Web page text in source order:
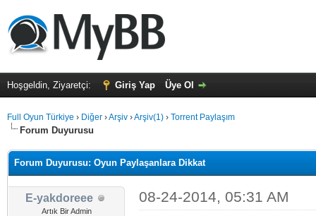
Hoşgeldin, Ziyaretçi: Giriş Yap Üye Ol
Full Oyun Türkiye › Diğer ›Arşiv ›Arşiv(1) › Torrent Paylaşım
Forum Duyurusu
Forum Duyurusu: Oyun Paylaşanlara Dikkat
E-yakdoreee
Artık Bir Admin
08-24-2014, 05:31 AM